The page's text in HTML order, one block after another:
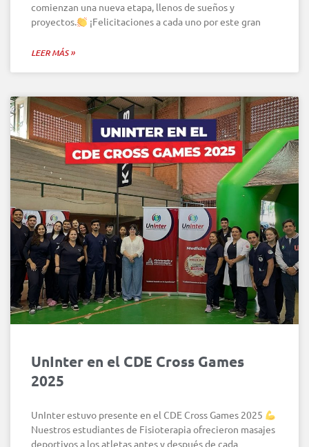
comienzan una nueva etapa, llenos de sueños y
proyectos.
¡Felicitaciones a cada uno por este gran
LEER MÁS »
UnInter en el CDE Cross Games
2025
UnInter estuvo presente en el CDE Cross Games 2025
Nuestros estudiantes de Fisioterapia ofrecieron masajes
deportivos a los atletas antes y después de cada